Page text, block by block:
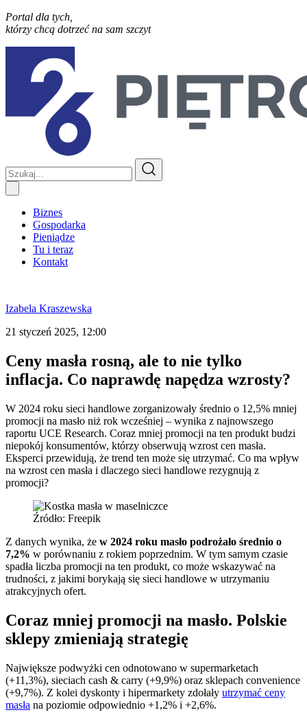
Portal dla tych,
którzy chcą dotrzeć na sam szczyt
Biznes
Gospodarka
Pieniądze
Tu i teraz
Kontakt
Izabela Kraszewska
21 styczeń 2025, 12:00
Ceny masła rosną, ale to nie tylko
inflacja. Co naprawdę napędza wzrosty?
W 2024 roku sieci handlowe zorganizowały średnio o 12,5% mniej
promocji na masło niż rok wcześniej – wynika z najnowszego
raportu UCE Research. Coraz mniej promocji na ten produkt budzi
niepokój konsumentów, którzy obserwują wzrost cen masła.
Eksperci przewidują, że trend ten może się utrzymać. Co ma wpływ
na wzrost cen masła i dlaczego sieci handlowe rezygnują z
promocji?
Źródło: Freepik
Z danych wynika, że w 2024 roku masło podrożało średnio o
7,2% w porównaniu z rokiem poprzednim. W tym samym czasie
spadła liczba promocji na ten produkt, co może wskazywać na
trudności, z jakimi borykają się sieci handlowe w utrzymaniu
atrakcyjnych ofert.
Coraz mniej promocji na masło. Polskie
sklepy zmieniają strategię
Największe podwyżki cen odnotowano w supermarketach
(+11,3%), sieciach cash & carry (+9,9%) oraz sklepach convenience
(+9,7%). Z kolei dyskonty i hipermarkety zdołały utrzymać ceny
masła na poziomie odpowiednio +1,2% i +2,6%.